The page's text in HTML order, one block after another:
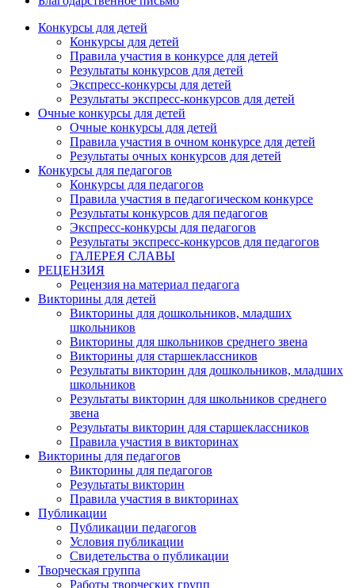
Конкурсы для детей
Конкурсы для детей
Правила участия в конкурсе для детей
Результаты конкурсов для детей
Экспресс-конкурсы для детей
Результаты экспресс-конкурсов для детей
Очные конкурсы для детей
Очные конкурсы для детей
Правила участия в очном конкурсе для детей
Результаты очных конкурсов для детей
Конкурсы для педагогов
Конкурсы для педагогов
Правила участия в педагогическом конкурсе
Результаты конкурсов для педагогов
Экспресс-конкурсы для педагогов
Результаты экспресс-конкурсов для педагогов
ГАЛЕРЕЯ СЛАВЫ
РЕЦЕНЗИЯ
Рецензия на материал педагога
Викторины для детей
Викторины для дошкольников, младших
школьников
Викторины для школьников среднего звена
Викторины для старшеклассников
Результаты викторин для дошкольников, младших
школьников
Результаты викторин для школьников среднего
звена
Результаты викторин для старшеклассников
Правила участия в викторинах
Викторины для педагогов
Викторины для педагогов
Результаты викторин
Правила участия в викторинах
Публикации
Публикации педагогов
Условия публикации
Свидетельства о публикации
Творческая группа
Работы творческих групп
Анонсы конкурсов
Подпишитесь на анонсы сегодня и узнавайте
первыми о самом важном.